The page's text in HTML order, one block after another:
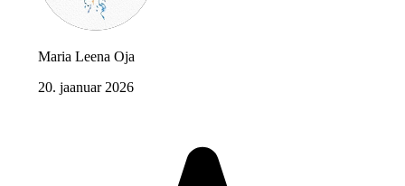
Maria Leena Oja
20. jaanuar 2026